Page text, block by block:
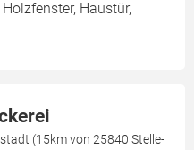
Haustür,
(15km von 25840 Stelle-